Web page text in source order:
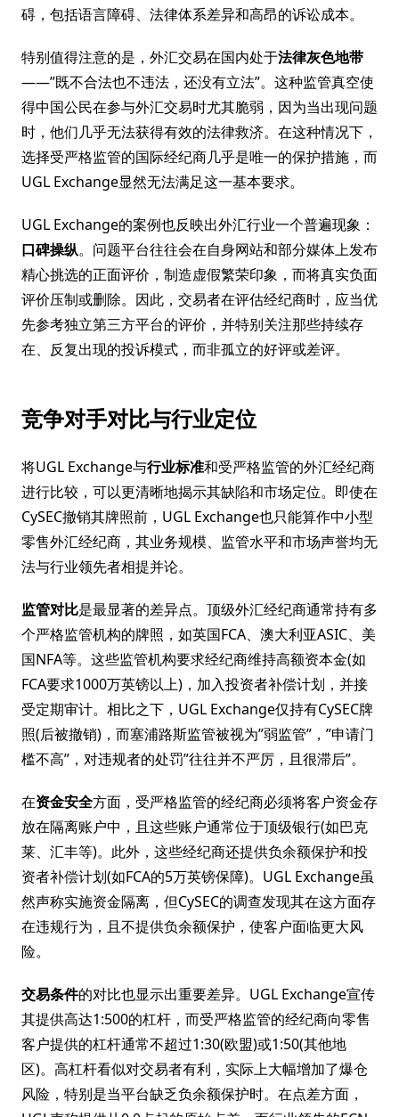
碍，包括语言障碍、法律体系差异和高昂的诉讼成本。
特别值得注意的是，外汇交易在国内处于法律灰色地带
——”既不合法也不违法，还没有立法”。这种监管真空使
得中国公民在参与外汇交易时尤其脆弱，因为当出现问题
时，他们几乎无法获得有效的法律救济。在这种情况下，
选择受严格监管的国际经纪商几乎是唯一的保护措施，而
UGL Exchange显然无法满足这一基本要求。
UGL Exchange的案例也反映出外汇行业一个普遍现象：
口碑操纵。问题平台往往会在自身网站和部分媒体上发布
精心挑选的正面评价，制造虚假繁荣印象，而将真实负面
评价压制或删除。因此，交易者在评估经纪商时，应当优
先参考独立第三方平台的评价，并特别关注那些持续存
在、反复出现的投诉模式，而非孤立的好评或差评。
竞争对手对比与行业定位
将UGL Exchange与行业标准和受严格监管的外汇经纪商
进行比较，可以更清晰地揭示其缺陷和市场定位。即使在
CySEC撤销其牌照前，UGL Exchange也只能算作中小型
零售外汇经纪商，其业务规模、监管水平和市场声誉均无
法与行业领先者相提并论。
监管对比是最显著的差异点。顶级外汇经纪商通常持有多
个严格监管机构的牌照，如英国FCA、澳大利亚ASIC、美
国NFA等。这些监管机构要求经纪商维持高额资本金(如
FCA要求1000万英镑以上)，加入投资者补偿计划，并接
受定期审计。相比之下，UGL Exchange仅持有CySEC牌
照(后被撤销)，而塞浦路斯监管被视为”弱监管”，”申请门
槛不高”，对违规者的处罚”往往并不严厉，且很滞后”。
在资金安全方面，受严格监管的经纪商必须将客户资金存
放在隔离账户中，且这些账户通常位于顶级银行(如巴克
莱、汇丰等)。此外，这些经纪商还提供负余额保护和投
资者补偿计划(如FCA的5万英镑保障)。UGL Exchange虽
然声称实施资金隔离，但CySEC的调查发现其在这方面存
在违规行为，且不提供负余额保护，使客户面临更大风
险。
交易条件的对比也显示出重要差异。UGL Exchange宣传
其提供高达1:500的杠杆，而受严格监管的经纪商向零售
客户提供的杠杆通常不超过1:30(欧盟)或1:50(其他地
区)。高杠杆看似对交易者有利，实际上大幅增加了爆仓
风险，特别是当平台缺乏负余额保护时。在点差方面，